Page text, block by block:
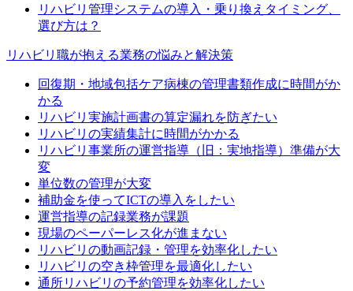
リハビリ管理システムの導入・乗り換えタイミング、
選び方は？
リハビリ職が抱える業務の悩みと解決策
回復期・地域包括ケア病棟の管理書類作成に時間がか
かる
リハビリ実施計画書の算定漏れを防ぎたい
リハビリの実績集計に時間がかかる
リハビリ事業所の運営指導（旧：実地指導）準備が大
変
単位数の管理が大変
補助金を使ってICTの導入をしたい
運営指導の記録業務が課題
現場のペーパーレス化が進まない
リハビリの動画記録・管理を効率化したい
リハビリの空き枠管理を最適化したい
通所リハビリの予約管理を効率化したい